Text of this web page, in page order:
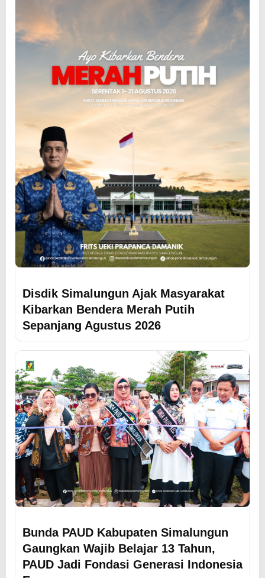
Disdik Simalungun Ajak Masyarakat
Kibarkan Bendera Merah Putih
Sepanjang Agustus 2026
Bunda PAUD Kabupaten Simalungun
Gaungkan Wajib Belajar 13 Tahun,
PAUD Jadi Fondasi Generasi Indonesia